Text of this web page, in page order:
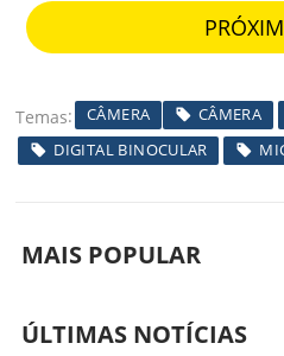
Temas CÂMERA CÂMERA
DIGITAL BINOCULAR
MAIS POPULAR
ÚLTIMAS NOTÍCIAS